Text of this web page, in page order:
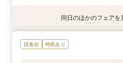
特典あり
【料理重視必見☆オ
べ比べ試食フェア
特典あり
アクセス抜群・全天
し＆豪華試食特典で贅
特典あり
おもてなし◎【ご親
食べ比べ＆オマール
同日のほかのフェアを
試食会 特典あり